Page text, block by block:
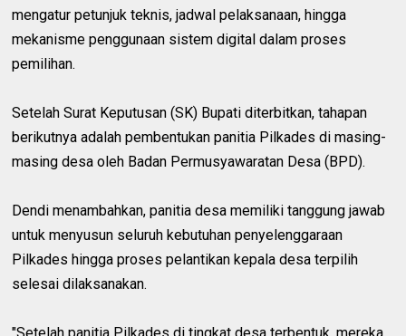
mengatur petunjuk teknis, jadwal pelaksanaan, hingga
mekanisme penggunaan sistem digital dalam proses
pemilihan.
Setelah Surat Keputusan (SK) Bupati diterbitkan, tahapan
berikutnya adalah pembentukan panitia Pilkades di masing-
masing desa oleh Badan Permusyawaratan Desa (BPD).
Dendi menambahkan, panitia desa memiliki tanggung jawab
untuk menyusun seluruh kebutuhan penyelenggaraan
Pilkades hingga proses pelantikan kepala desa terpilih
selesai dilaksanakan.